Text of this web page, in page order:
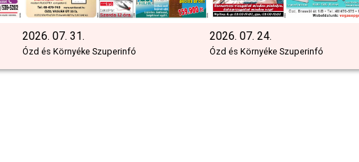
2026. 07. 31.
Ózd és Környéke Szuperinfó
2026. 07. 24.
Ózd és Környéke Szuperinfó